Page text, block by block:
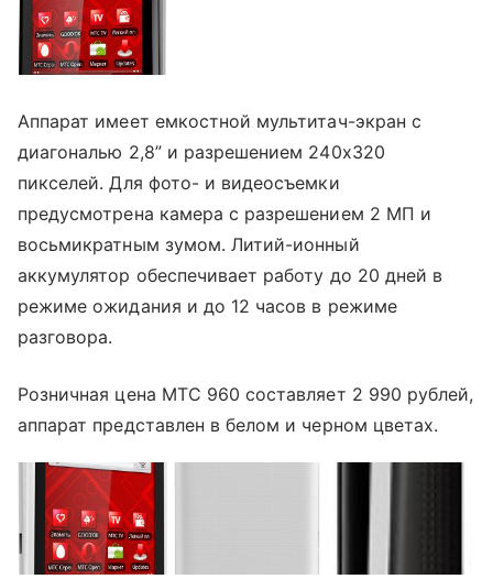
Аппарат имеет емкостной мультитач-экран с
диагональю 2,8” и разрешением 240x320
пикселей. Для фото- и видеосъемки
предусмотрена камера с разрешением 2 МП и
восьмикратным зумом. Литий-ионный
аккумулятор обеспечивает работу до 20 дней в
режиме ожидания и до 12 часов в режиме
разговора.
Розничная цена МТС 960 составляет 2 990 рублей,
аппарат представлен в белом и черном цветах.